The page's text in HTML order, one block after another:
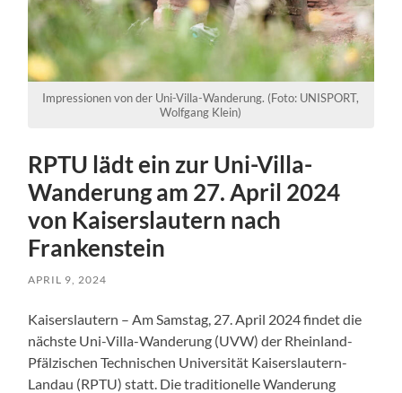
Impressionen von der Uni-Villa-Wanderung. (Foto: UNISPORT,
Wolfgang Klein)
RPTU lädt ein zur Uni-Villa-
Wanderung am 27. April 2024
von Kaiserslautern nach
Frankenstein
APRIL 9, 2024
Kaiserslautern – Am Samstag, 27. April 2024 findet die
nächste Uni-Villa-Wanderung (UVW) der Rheinland-
Pfälzischen Technischen Universität Kaiserslautern-
Landau (RPTU) statt. Die traditionelle Wanderung